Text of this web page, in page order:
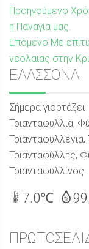
άρθρων
Προηγούμενο
η Παναγία μας.
Επόμενο Επόμενη
Με
νεολαιας στην
Sidebar
ΕΛΑΣΣΟΝΑ
Σήμερα γιορτάζει
Τριανταφυλλιά,
Τριανταφύλλης,
Τριανταφυλλίνος
7.0℃